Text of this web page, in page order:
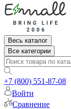
Весь каталог
Все категории
+7 (800) 551-87-08
Войти
Сравнение